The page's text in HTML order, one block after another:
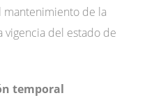
mantenimiento de la
vigencia del estado de
temporal